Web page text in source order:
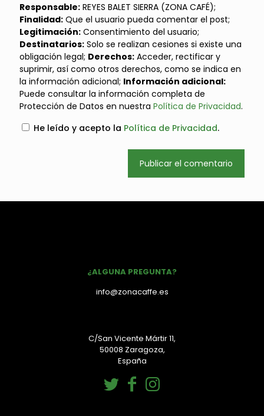
Responsable: REYES BALET SIERRA (ZONA CAFÉ);
Finalidad: Que el usuario pueda comentar el post;
Legitimación: Consentimiento del usuario;
Destinatarios: Solo se realizan cesiones si existe una
obligación legal; Derechos: Acceder, rectificar y
suprimir, así como otros derechos, como se indica en
la información adicional; Información adicional:
Puede consultar la información completa de
Protección de Datos en nuestra Política de Privacidad.
He leído y acepto la Política de Privacidad.
¿ALGUNA PREGUNTA?
info@zonacaffe.es
C/San Vicente Mártir 11,
50008 Zaragoza,
España